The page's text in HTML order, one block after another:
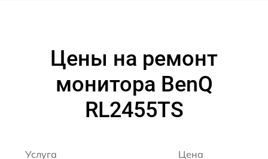
Цены на ремонт
монитора BenQ
RL2455TS
Услуга Цена